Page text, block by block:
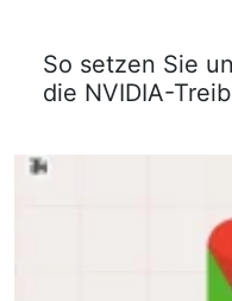
So setzen Sie
die NVIDIA-